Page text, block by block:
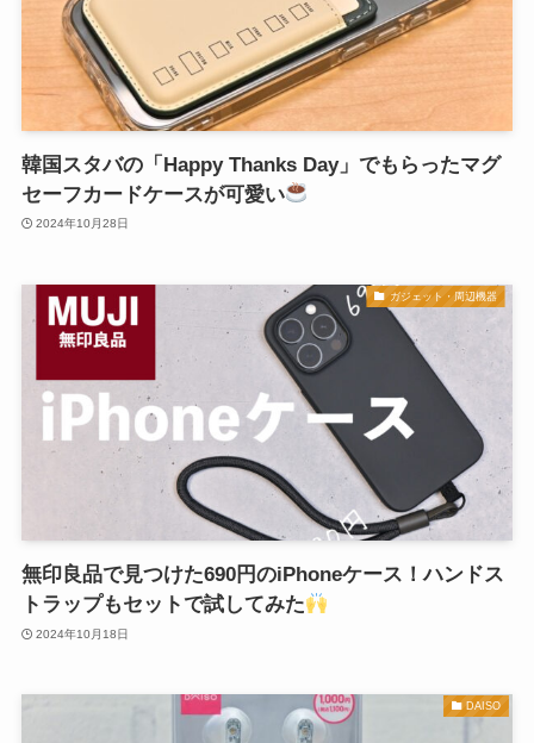
韓国スタバの「Happy Thanks Day」でもらったマグ
セーフカードケースが可愛い
2024年10月28日
ガジェット・周辺機器
無印良品で見つけた690円のiPhoneケース！ハンドス
トラップもセットで試してみた
2024年10月18日
DAISO